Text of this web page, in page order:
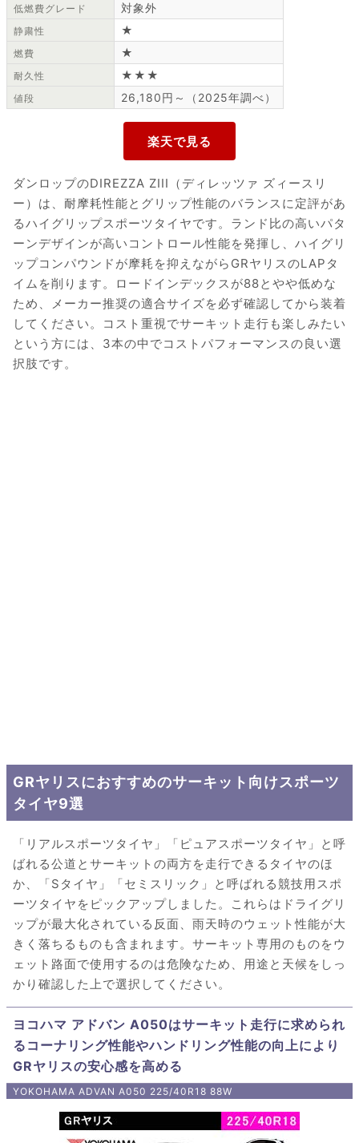
低燃費グレード 対象外
静粛性 ★
燃費 ★
耐久性 ★★★
値段 26,180円～（2025年調べ）
ダンロップのDIREZZA ZIII（ディレッツァ ズィースリ
ー）は、耐摩耗性能とグリップ性能のバランスに定評があ
るハイグリップスポーツタイヤです。ランド比の高いパタ
ーンデザインが高いコントロール性能を発揮し、ハイグリ
ップコンパウンドが摩耗を抑えながらGRヤリスのLAPタ
イムを削ります。ロードインデックスが88とやや低めな
ため、メーカー推奨の適合サイズを必ず確認してから装着
してください。コスト重視でサーキット走行も楽しみたい
という方には、3本の中でコストパフォーマンスの良い選
択肢です。
GRヤリスにおすすめのサーキット向けスポーツ
タイヤ9選
「リアルスポーツタイヤ」「ピュアスポーツタイヤ」と呼
ばれる公道とサーキットの両方を走行できるタイヤのほ
か、「Sタイヤ」「セミスリック」と呼ばれる競技用スポ
ーツタイヤをピックアップしました。これらはドライグリ
ップが最大化されている反面、雨天時のウェット性能が大
きく落ちるものも含まれます。サーキット専用のものをウ
ェット路面で使用するのは危険なため、用途と天候をしっ
かり確認した上で選択してください。
ヨコハマ アドバン A050はサーキット走行に求められ
るコーナリング性能やハンドリング性能の向上により
GRヤリスの安心感を高める
YOKOHAMA ADVAN A050 225/40R18 88W